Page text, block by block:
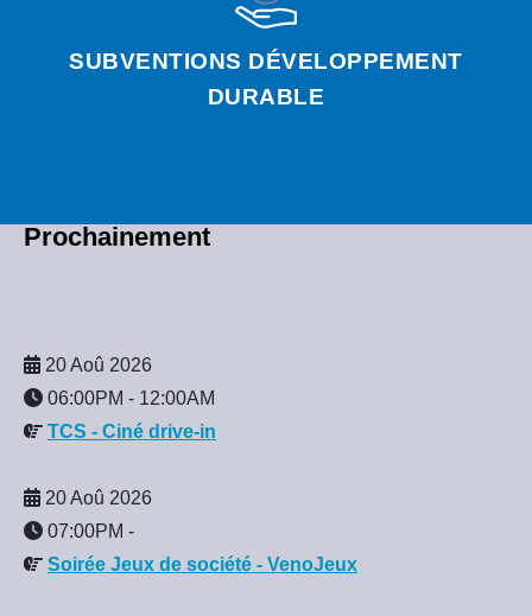
SUBVENTIONS DÉVELOPPEMENT
DURABLE
Prochainement
20 Aoû 2026
06:00PM - 12:00AM
TCS - Ciné drive-in
20 Aoû 2026
07:00PM -
Soirée Jeux de société - VenoJeux